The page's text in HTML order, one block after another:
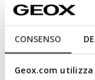
CONSENSO
Geox.com
Comfortable
prove perfect for
This attractive
on a gripping